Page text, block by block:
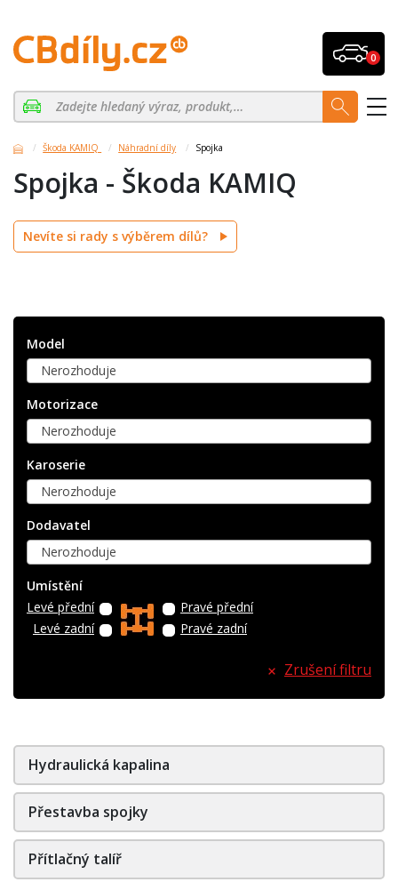
0
Škoda KAMIQ Náhradní díly Spojka
Spojka - Škoda KAMIQ
Nevíte si rady s výběrem dílů?
Model
Nerozhoduje
Motorizace
Nerozhoduje
Karoserie
Nerozhoduje
Dodavatel
Nerozhoduje
Umístění
Levé přední
Levé zadní
Pravé přední
Pravé zadní
Zrušení filtru
Hydraulická kapalina
Přestavba spojky
Přítlačný talíř